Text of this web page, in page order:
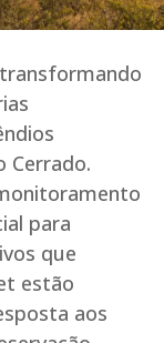
Cerrado.
para
que
estão
aos